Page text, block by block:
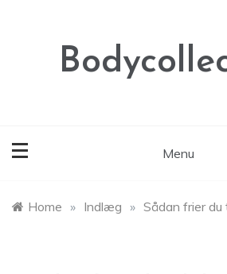
Menu
Home » Indlæg » Sådan frier du